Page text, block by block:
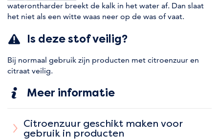
waterontharder breekt de kalk in het water af. Dan slaat
het niet als een witte waas neer op de was of vaat.
Is deze stof veilig?
Bij normaal gebruik zijn producten met citroenzuur en
citraat veilig.
Meer informatie
Citroenzuur geschikt maken voor
gebruik in producten